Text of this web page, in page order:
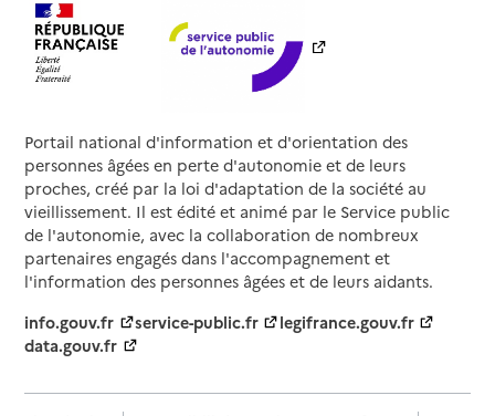
Portail national d'information et d'orientation des
personnes âgées en perte d'autonomie et de leurs
proches, créé par la loi d'adaptation de la société au
vieillissement. Il est édité et animé par le Service public
de l'autonomie, avec la collaboration de nombreux
partenaires engagés dans l'accompagnement et
l'information des personnes âgées et de leurs aidants.
info.gouv.fr
service-public.fr
legifrance.gouv.fr
data.gouv.fr